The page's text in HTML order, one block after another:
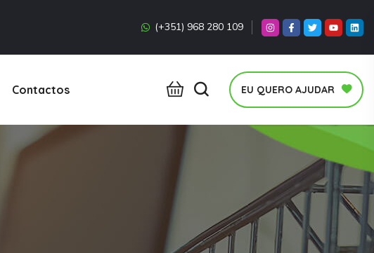
(+351) 968 280 109
Contactos EU QUERO AJUDAR